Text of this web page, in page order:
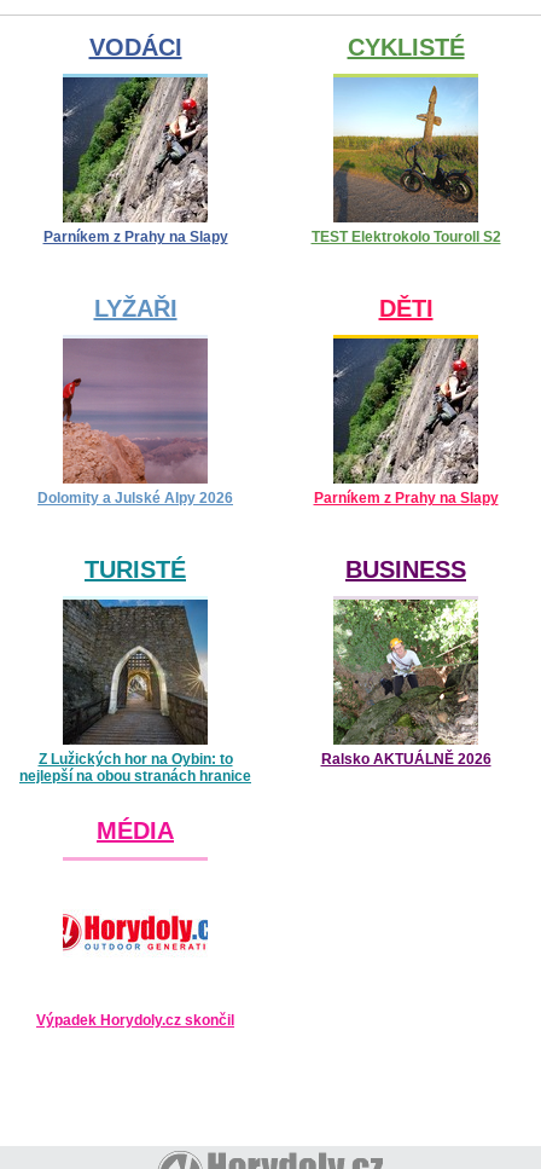
VODÁCI
Parníkem z Prahy na Slapy
CYKLISTÉ
TEST Elektrokolo Touroll S2
LYŽAŘI
Dolomity a Julské Alpy 2026
DĚTI
Parníkem z Prahy na Slapy
TURISTÉ
Z Lužických hor na Oybin: to
nejlepší na obou stranách hranice
BUSINESS
Ralsko AKTUÁLNĚ 2026
MÉDIA
Výpadek Horydoly.cz skončil